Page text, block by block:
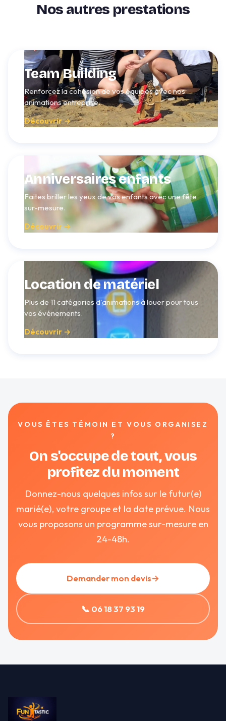
Nos autres prestations
Team Building
Renforcez la cohésion de vos équipes avec nos
animations entreprise.
Découvrir →
Anniversaires enfants
Faites briller les yeux de vos enfants avec une fête
sur-mesure.
Découvrir →
Location de matériel
Plus de 11 catégories d'animations à louer pour tous
vos événements.
Découvrir →
VOUS ÊTES TÉMOIN ET VOUS ORGANISEZ
?
On s'occupe de tout, vous
profitez du moment
Donnez-nous quelques infos sur le futur(e)
marié(e), votre groupe et la date prévue. Nous
vous proposons un programme sur-mesure en
24-48h.
Demander mon devis→
📞 06 18 37 93 19